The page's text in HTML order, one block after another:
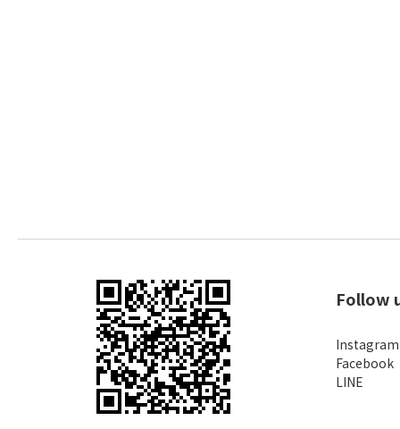
Follow
Instagram
Facebook
LINE